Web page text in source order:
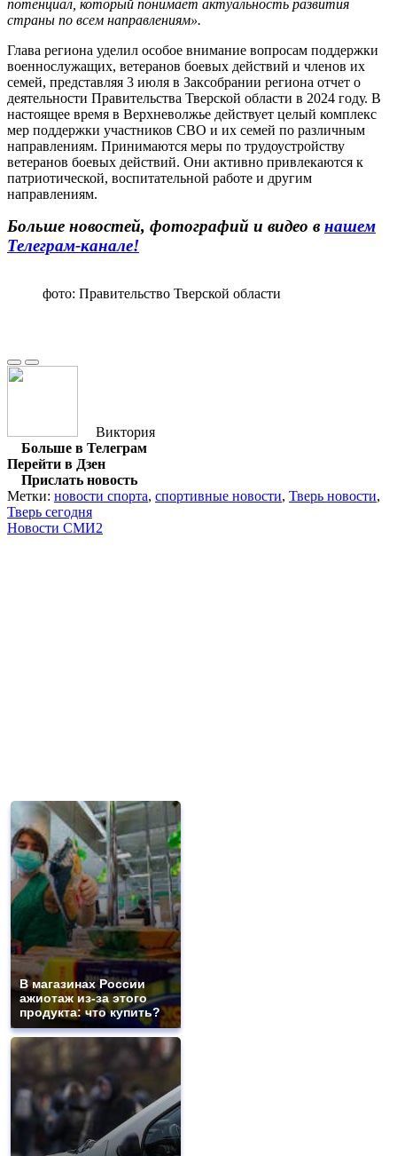
потенциал, который понимает актуальность развития
страны по всем направлениям».
Глава региона уделил особое внимание вопросам поддержки
военнослужащих, ветеранов боевых действий и членов их
семей, представляя 3 июля в Заксобрании региона отчет о
деятельности Правительства Тверской области в 2024 году. В
настоящее время в Верхневолжье действует целый комплекс
мер поддержки участников СВО и их семей по различным
направлениям. Принимаются меры по трудоустройству
ветеранов боевых действий. Они активно привлекаются к
патриотической, воспитательной работе и другим
направлениям.
Больше новостей, фотографий и видео в нашем
Телеграм-канале!
фото: Правительство Тверской области
Виктория
Больше в Телеграм
Перейти в Дзен
Прислать новость
Метки: новости спорта, спортивные новости, Тверь новости,
Тверь сегодня
Новости СМИ2
В магазинах России
ажиотаж из-за этого
продукта: что купить?